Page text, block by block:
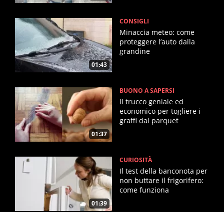
01:43
CONSIGLI
Minaccia meteo: come
proteggere l’auto dalla
grandine
01:37
BUONO A SAPERSI
Il trucco geniale ed
economico per togliere i
graffi dal parquet
01:39
CURIOSITÀ
Il test della banconota per
non buttare il frigorifero:
come funziona